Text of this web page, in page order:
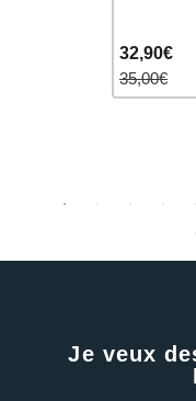
32,90€
35,00€
Je veux